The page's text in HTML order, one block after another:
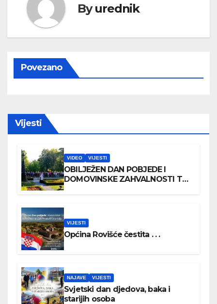
Byurednik
Povezano
Vijesti
VIDEO VIJESTI
OBILJEŽEN DAN POBJEDE I
DOMOVINSKE ZAHVALNOSTI TE
VIJESTI
Općina Rovišće čestita . . .
NAJAVE VIJESTI
Svjetski dan djedova, baka i
starijih osoba